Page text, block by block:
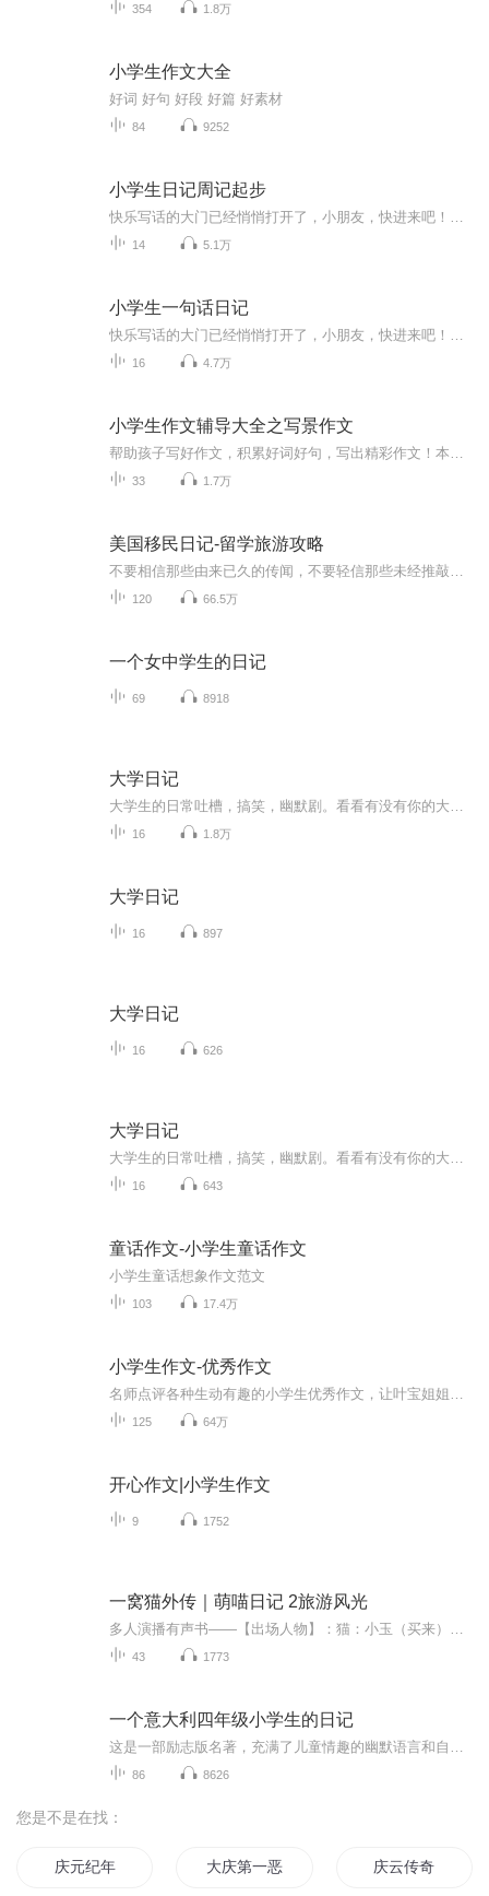
354 1.8万
小学生作文大全
好词 好句 好段 好篇 好素材
84 9252
小学生日记周记起步
14 5.1万
小学生一句话日记
16 4.7万
小学生作文辅导大全之写景作文
33 1.7万
美国移民日记-留学旅游攻略
120 66.5万
一个女中学生的日记
69 8918
大学日记
16 1.8万
大学日记
16 897
大学日记
16 626
大学日记
16 643
童话作文-小学生童话作文
小学生童话想象作文范文
103 17.4万
小学生作文-优秀作文
125 64万
开心作文|小学生作文
9 1752
一窝猫外传｜萌喵日记 2旅游风光
43 1773
一个意大利四年级小学生的日记
86 8626
您是不是在找：
庆元纪年 大庆第一恶 庆云传奇